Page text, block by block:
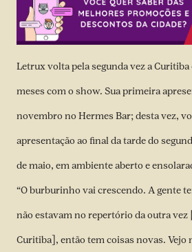
Letrux volta pela segunda vez a Curitiba
meses com o show. Sua primeira
novembro no Hermes Bar; desta vez,
apresentação ao final da tarde do
de maio, em ambiente aberto e
“O burburinho vai crescendo. A gente
não estavam no repertório da outra vez
Curitiba], então tem coisas novas. Vejo